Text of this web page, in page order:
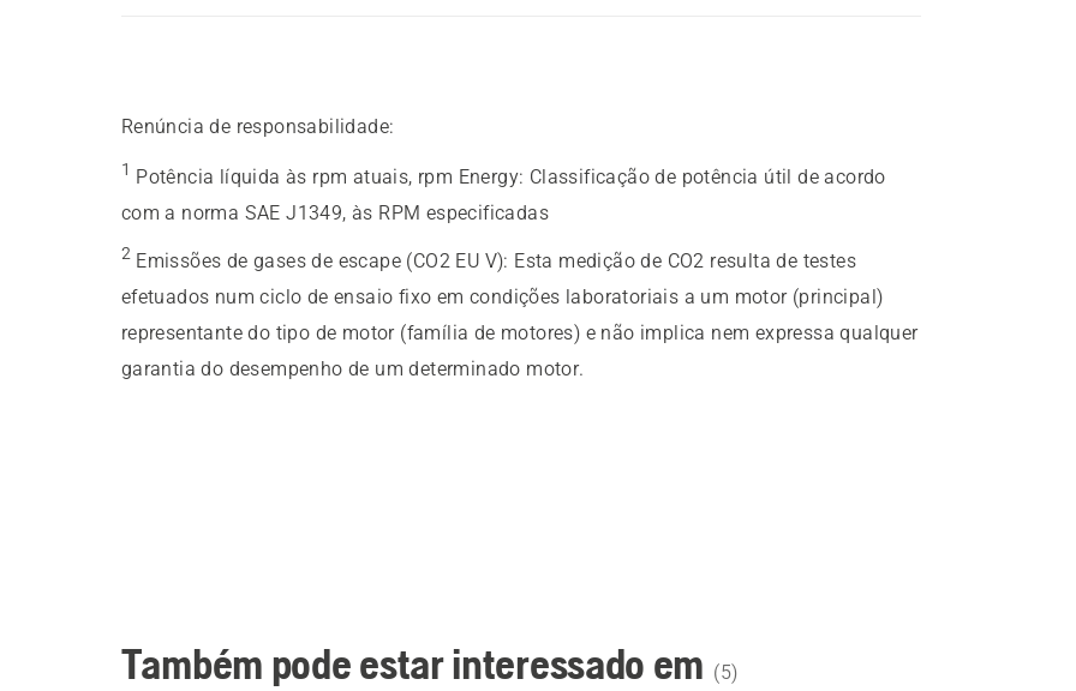
Renúncia de responsabilidade:
1 Potência líquida às rpm atuais, rpm Energy: Classificação de potência útil de acordo
com a norma SAE J1349, às RPM especificadas
2 Emissões de gases de escape (CO2 EU V): Esta medição de CO2 resulta de testes
efetuados num ciclo de ensaio fixo em condições laboratoriais a um motor (principal)
representante do tipo de motor (família de motores) e não implica nem expressa qualquer
garantia do desempenho de um determinado motor.
Também pode estar interessado em (5)